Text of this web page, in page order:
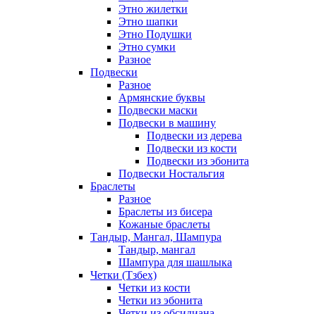
Этно жилетки
Этно шапки
Этно Подушки
Этно сумки
Разное
Подвески
Разное
Армянские буквы
Подвески маски
Подвески в машину
Подвески из дерева
Подвески из кости
Подвески из эбонита
Подвески Ностальгия
Браслеты
Разное
Браслеты из бисера
Кожаные браслеты
Тандыр, Мангал, Шампура
Тандыр, мангал
Шампура для шашлыка
Четки (Тзбех)
Четки из кости
Четки из эбонита